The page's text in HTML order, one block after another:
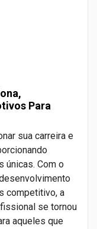
Para
sua carreira e
únicas. Com o
competitivo, a
se tornou
aqueles que